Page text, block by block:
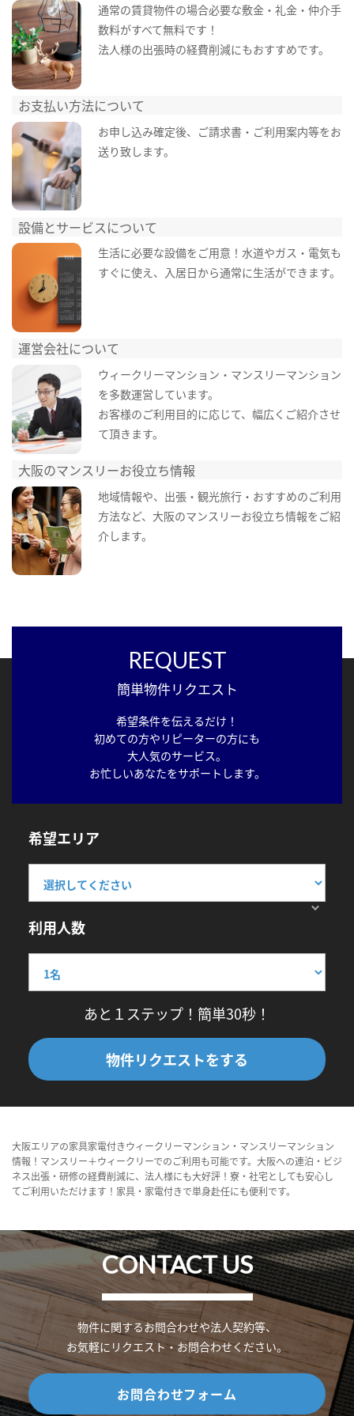
通常の賃貸物件の場合必要な敷金・礼金・仲介手
数料がすべて無料です！
法人様の出張時の経費削減にもおすすめです。
お支払い方法について
お申し込み確定後、ご請求書・ご利用案内等をお
送り致します。
設備とサービスについて
生活に必要な設備をご用意！水道やガス・電気も
すぐに使え、入居日から通常に生活ができます。
運営会社について
ウィークリーマンション・マンスリーマンション
を多数運営しています。
お客様のご利用目的に応じて、幅広くご紹介させ
て頂きます。
大阪のマンスリーお役立ち情報
地域情報や、出張・観光旅行・おすすめのご利用
方法など、大阪のマンスリーお役立ち情報をご紹
介します。
REQUEST
簡単物件リクエスト
希望条件を伝えるだけ！
初めての方やリピーターの方にも
大人気のサービス。
お忙しいあなたをサポートします。
希望エリア
利用人数
あと１ステップ！簡単30秒！
物件リクエストをする
大阪エリアの家具家電付きウィークリーマンション・マンスリーマンション
情報！マンスリー＋ウィークリーでのご利用も可能です。大阪への連泊・ビジ
ネス出張・研修の経費削減に、法人様にも大好評！寮・社宅としても安心し
てご利用いただけます！家具・家電付きで単身赴任にも便利です。
CONTACT US
物件に関するお問合わせや法人契約等、
お気軽にリクエスト・お問合わせください。
お問合わせフォーム